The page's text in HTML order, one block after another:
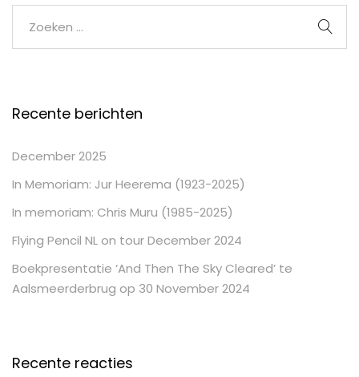
Recente berichten
December 2025
In Memoriam: Jur Heerema (1923-2025)
In memoriam: Chris Muru (1985-2025)
Flying Pencil NL on tour December 2024
Boekpresentatie ‘And Then The Sky Cleared’ te
Aalsmeerderbrug op 30 November 2024
Recente reacties